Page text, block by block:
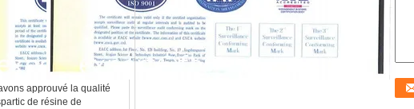
approuvé la qualité
de résine de